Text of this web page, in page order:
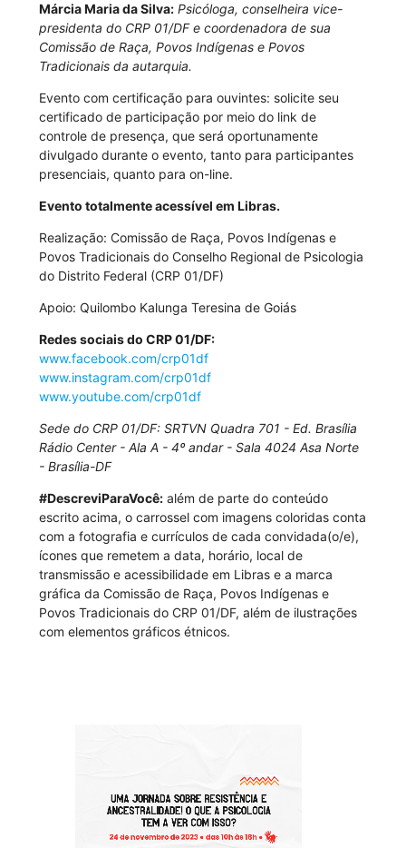
Márcia Maria da Silva:Psicóloga, conselheira vice-
presidenta do CRP 01/DF e coordenadora de sua
Comissão de Raça, Povos Indígenas e Povos
Tradicionais da autarquia.
Evento com certificação para ouvintes: solicite seu
certificado de participação por meio do link de
controle de presença, que será oportunamente
divulgado durante o evento, tanto para participantes
presenciais, quanto para on-line.
Evento totalmente acessível em Libras.
Realização: Comissão de Raça, Povos Indígenas e
Povos Tradicionais do Conselho Regional de Psicologia
do Distrito Federal (CRP 01/DF)
Apoio: Quilombo Kalunga Teresina de Goiás
Redes sociais do CRP 01/DF:
www.facebook.com/crp01df
www.instagram.com/crp01df
www.youtube.com/crp01df
Sede do CRP 01/DF: SRTVN Quadra 701 - Ed. Brasília
Rádio Center - Ala A - 4º andar - Sala 4024 Asa Norte
- Brasília-DF
#DescreviParaVocê:além de parte do conteúdo
escrito acima, o carrossel com imagens coloridas conta
com a fotografia e currículos de cada convidada(o/e),
ícones que remetem a data, horário, local de
transmissão e acessibilidade em Libras e a marca
gráfica da Comissão de Raça, Povos Indígenas e
Povos Tradicionais do CRP 01/DF, além de ilustrações
com elementos gráficos étnicos.